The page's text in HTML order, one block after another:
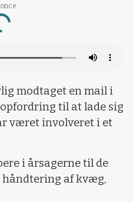
modtaget en mail i
til at lade sig
været involveret i et
i årsagerne til de
håndtering af kvæg,